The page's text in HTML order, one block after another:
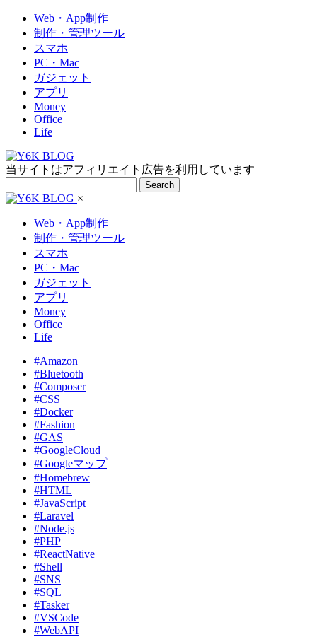
Web・App制作
制作・管理ツール
スマホ
PC・Mac
ガジェット
アプリ
Money
Office
Life
当サイトはアフィリエイト広告を利用しています
Search
×
Web・App制作
制作・管理ツール
スマホ
PC・Mac
ガジェット
アプリ
Money
Office
Life
#Amazon
#Bluetooth
#Composer
#CSS
#Docker
#Fashion
#GAS
#GoogleCloud
#Googleマップ
#Homebrew
#HTML
#JavaScript
#Laravel
#Node.js
#PHP
#ReactNative
#Shell
#SNS
#SQL
#Tasker
#VSCode
#WebAPI